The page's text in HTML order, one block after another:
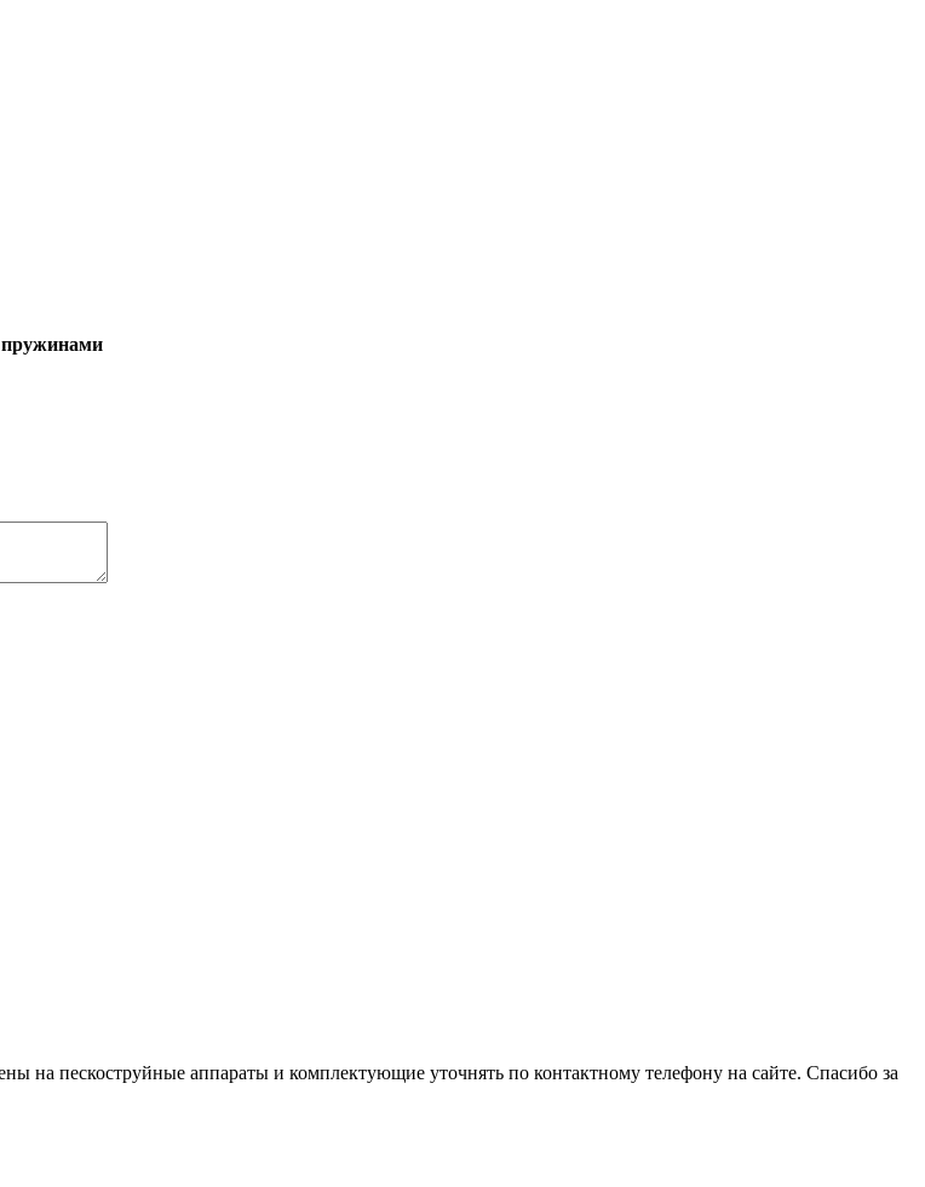
пружинами
на пескоструйные аппараты и комплектующие уточнять по контактному телефону на сайте. Спасибо за